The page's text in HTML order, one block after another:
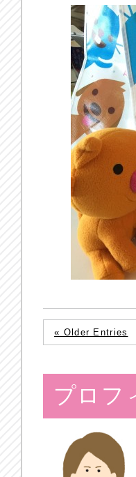
« Older Entries
プロフ